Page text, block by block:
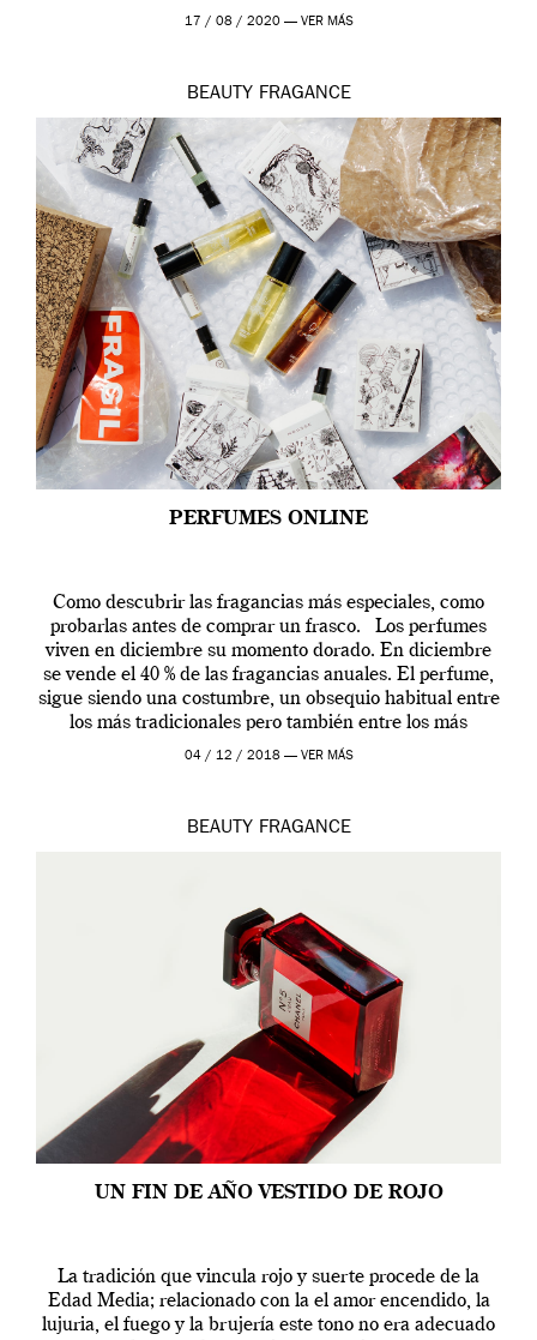
17 / 08 / 2020 — VER MÁS
BEAUTY FRAGANCE
PERFUMES ONLINE
Como descubrir las fragancias más especiales, como
probarlas antes de comprar un frasco. Los perfumes
viven en diciembre su momento dorado. En diciembre
se vende el 40 % de las fragancias anuales. El perfume,
sigue siendo una costumbre, un obsequio habitual entre
los más tradicionales pero también entre los más
modernos. Estos días ha […]
04 / 12 / 2018 — VER MÁS
BEAUTY FRAGANCE
UN FIN DE AÑO VESTIDO DE ROJO
La tradición que vincula rojo y suerte procede de la
Edad Media; relacionado con la el amor encendido, la
lujuria, el fuego y la brujería este tono no era adecuado